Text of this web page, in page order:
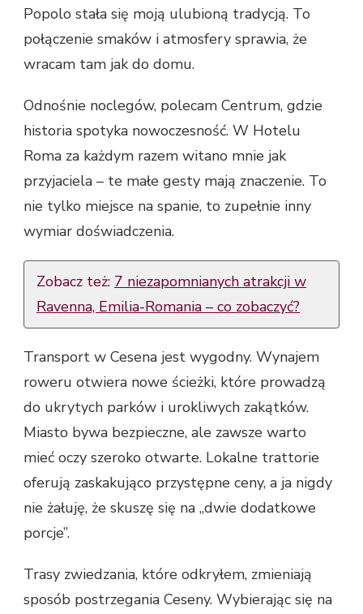
Popolo stała się moją ulubioną tradycją. To
połączenie smaków i atmosfery sprawia, że
wracam tam jak do domu.
Odnośnie noclegów, polecam Centrum, gdzie
historia spotyka nowoczesność. W Hotelu
Roma za każdym razem witano mnie jak
przyjaciela – te małe gesty mają znaczenie. To
nie tylko miejsce na spanie, to zupełnie inny
wymiar doświadczenia.
Zobacz też: 7 niezapomnianych atrakcji w
Ravenna, Emilia-Romania – co zobaczyć?
Transport w Cesena jest wygodny. Wynajem
roweru otwiera nowe ścieżki, które prowadzą
do ukrytych parków i urokliwych zakątków.
Miasto bywa bezpieczne, ale zawsze warto
mieć oczy szeroko otwarte. Lokalne trattorie
oferują zaskakująco przystępne ceny, a ja nigdy
nie żałuję, że skuszę się na „dwie dodatkowe
porcje”.
Trasy zwiedzania, które odkryłem, zmieniają
sposób postrzegania Ceseny. Wybierając się na